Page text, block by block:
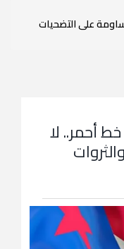
على التضحيات
أحمر.. لا